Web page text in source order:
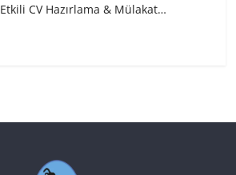
Etkili CV Hazırlama & Mülakat…